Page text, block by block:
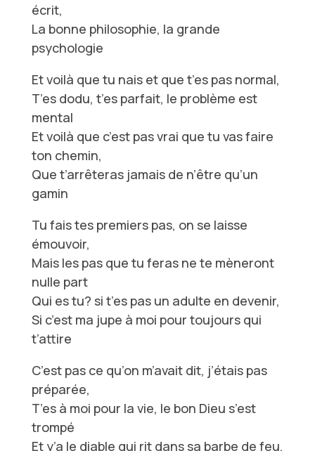
écrit,
La bonne philosophie, la grande
psychologie
Et voilà que tu nais et que t’es pas normal,
T’es dodu, t’es parfait, le problème est
mental
Et voilà que c’est pas vrai que tu vas faire
ton chemin,
Que t’arrêteras jamais de n’être qu’un
gamin
Tu fais tes premiers pas, on se laisse
émouvoir,
Mais les pas que tu feras ne te mèneront
nulle part
Qui es tu? si t’es pas un adulte en devenir,
Si c’est ma jupe à moi pour toujours qui
t’attire
C’est pas ce qu’on m’avait dit, j’étais pas
préparée,
T’es à moi pour la vie, le bon Dieu s’est
trompé
Et y’a le diable qui rit dans sa barbe de feu,